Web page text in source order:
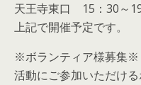
天王寺東口 15：30～
上記で開催予定です。
※ボランティア様募集※
活動にご参加いただけ